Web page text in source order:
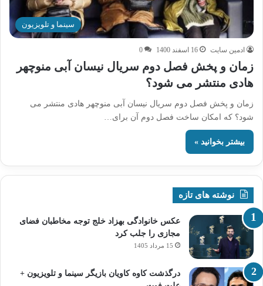
سینما و تلویزیون
ادمین سایت 16 اسفند 1400 0
زمان و پخش فصل دوم سریال نیسان آبی منوچهر
هادی منتشر می شود؟
زمان و پخش فصل دوم سریال نیسان آبی منوچهر هادی منتشر می
شود؟ که امکان ساخت فصل دوم آن برای…
بیشتر بخوانید »
نوشته های تازه
عکس خانوادگی بهزاد خلج توجه مخاطبان فضای
مجازی را جلب کرد
15 مرداد 1405
درگذشت کاوه کاویان بازیگر سینما و تلویزیون +